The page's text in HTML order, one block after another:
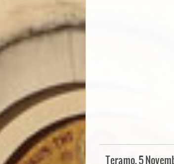
Teramo, 5